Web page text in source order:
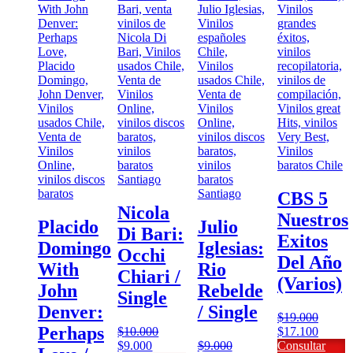
Placido
Domingo
With
John
Denver:
Perhaps
Nicola
Di Bari:
Occhi
Chiari /
Single
$10.000
El
$9.000El
Julio
Iglesias:
Rio
Rebelde
/ Single
$9.000
CBS 5
Nuestros
Exitos
Del Año
(Varios)
$19.000
El
precio
$17.100El
precio
Consultar